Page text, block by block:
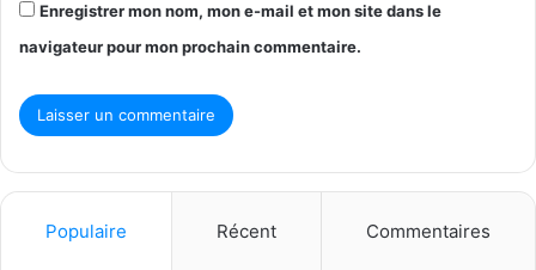
Enregistrer mon nom, mon e-mail et mon site dans le
navigateur pour mon prochain commentaire.
Populaire Récent Commentaires